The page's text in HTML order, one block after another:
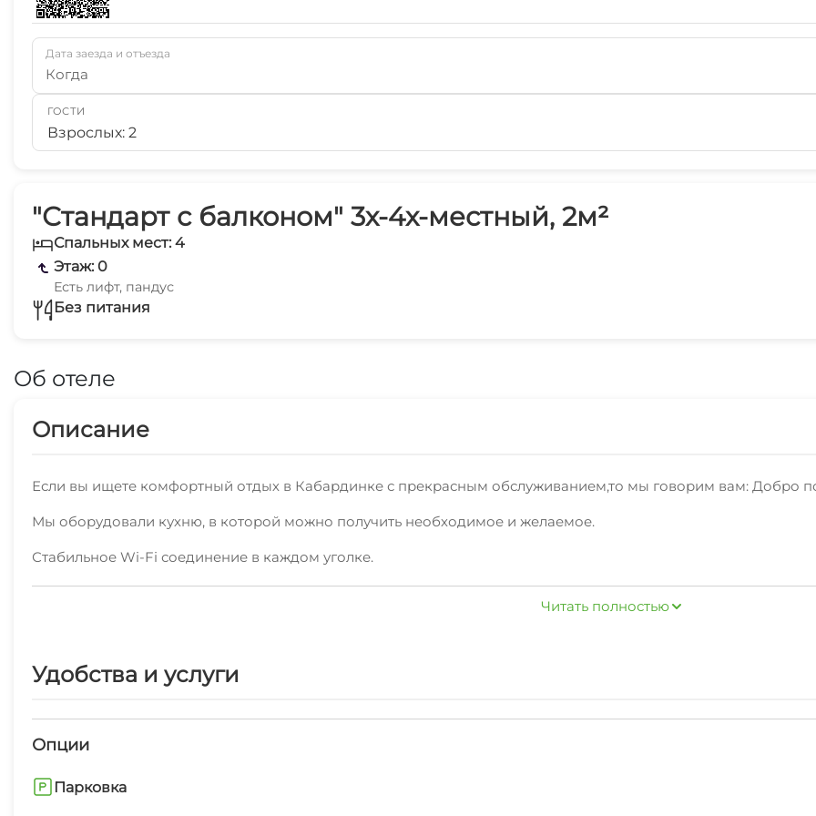
"Стандарт с балконом" 3х-4х-местный, 2м²
Спальных мест: 4
Этаж: 0
Есть лифт, пандус
Без питания
Об отеле
Описание
Если вы ищете комфортный отдых в Кабардинке с прекрасным обслуживанием,то мы говорим вам: Добро
Мы оборудовали кухню, в которой можно получить необходимое и желаемое.
Стабильное Wi-Fi соединение в каждом уголке.
Мы рады предоставить также: экскурсионные услуги, стиральная машина, гладильные принадлежности,
предоставят вам полезную туристическую информацию об отдыхе вКабардинке,расскажут об условиях
Арендовать номер можно без посредников, по телефону/на сайте!
Читать полностью
Удобства и услуги
Опции
Парковка
Дата заезда и отъезда
Когда
ГОСТИ
Взрослых: 2